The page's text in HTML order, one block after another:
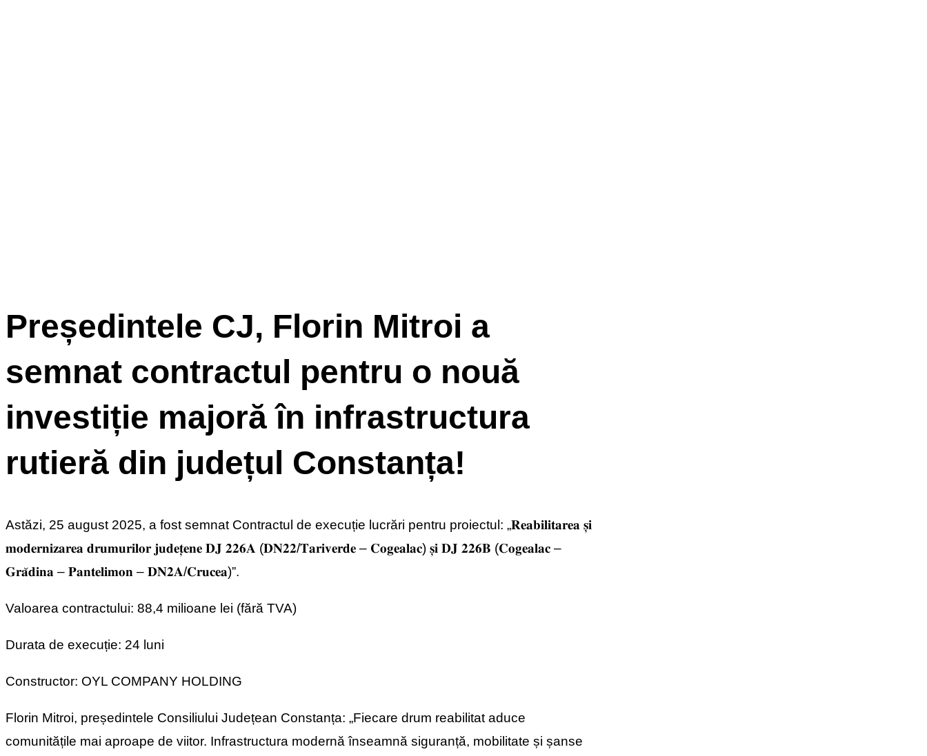
Președintele CJ, Florin Mitroi a
semnat contractul pentru o nouă
investiție majoră în infrastructura
rutieră din județul Constanța!
Astăzi, 25 august 2025, a fost semnat Contractul de execuție lucrări pentru proiectul: „𝐑𝐞𝐚𝐛𝐢𝐥𝐢𝐭𝐚𝐫𝐞𝐚 𝐬̦𝐢
𝐦𝐨𝐝𝐞𝐫𝐧𝐢𝐳𝐚𝐫𝐞𝐚 𝐝𝐫𝐮𝐦𝐮𝐫𝐢𝐥𝐨𝐫 𝐣𝐮𝐝𝐞𝐭̦𝐞𝐧𝐞 𝐃𝐉 𝟐𝟐𝟔𝐀 (𝐃𝐍𝟐𝟐/𝐓𝐚𝐫𝐢𝐯𝐞𝐫𝐝𝐞 – 𝐂𝐨𝐠𝐞𝐚𝐥𝐚𝐜) 𝐬̦𝐢 𝐃𝐉 𝟐𝟐𝟔𝐁 (𝐂𝐨𝐠𝐞𝐚𝐥𝐚𝐜 –
𝐆𝐫𝐚̆𝐝𝐢𝐧𝐚 – 𝐏𝐚𝐧𝐭𝐞𝐥𝐢𝐦𝐨𝐧 – 𝐃𝐍𝟐𝐀/𝐂𝐫𝐮𝐜𝐞𝐚)”.
Valoarea contractului: 88,4 milioane lei (fără TVA)
Durata de execuție: 24 luni
Constructor: OYL COMPANY HOLDING
Florin Mitroi, președintele Consiliului Județean Constanța: „Fiecare drum reabilitat aduce
comunitățile mai aproape de viitor. Infrastructura modernă înseamnă siguranță, mobilitate și șanse